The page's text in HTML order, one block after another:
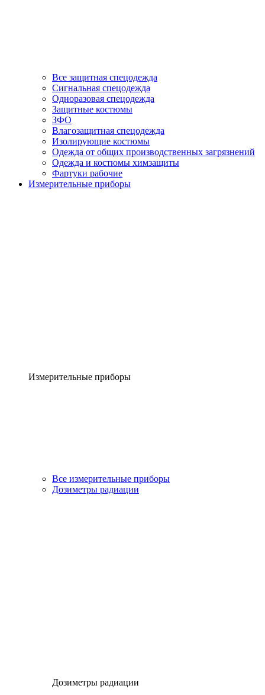
Все защитная спецодежда
Сигнальная спецодежда
Одноразовая спецодежда
Защитные костюмы
ЗФО
Влагозащитная спецодежда
Изолирующие костюмы
Одежда от общих производственных загрязнений
Одежда и костюмы химзащиты
Фартуки рабочие
Измерительные приборы
Измерительные приборы
Все измерительные приборы
Дозиметры радиации
Дозиметры радиации